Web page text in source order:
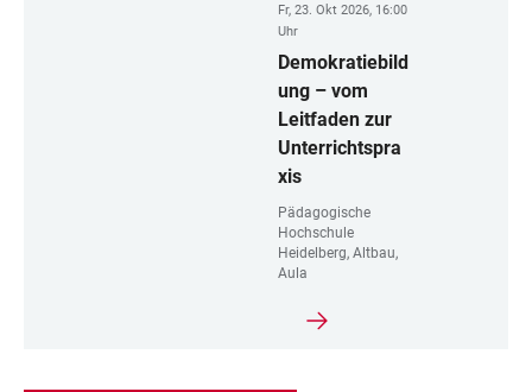
Fr, 23. Okt 2026, 16:00
Uhr
Demokratiebild
ung – vom
Leitfaden zur
Unterrichtspra
xis
Pädagogische
Hochschule
Heidelberg, Altbau,
Aula